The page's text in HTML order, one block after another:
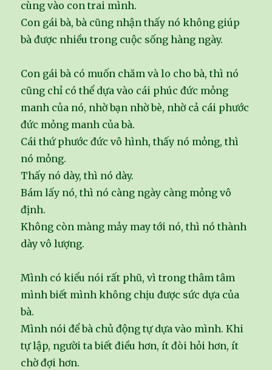
cùng vào con trai mình.
Con gái bà, bà cũng nhận thấy nó không giúp
bà được nhiều trong cuộc sống hàng ngày.
Con gái bà có muốn chăm và lo cho bà, thì nó
cũng chỉ có thể dựa vào cái phúc đức mỏng
manh của nó, nhờ bạn nhờ bè, nhờ cả cái phước
đức mỏng manh của bà.
Cái thứ phước đức vô hình, thấy nó mỏng, thì
nó mỏng.
Thấy nó dày, thì nó dày.
Bám lấy nó, thì nó càng ngày càng mỏng vô
định.
Không còn màng mảy may tới nó, thì nó thành
dày vô lượng.
Mình có kiểu nói rất phũ, vì trong thâm tâm
mình biết mình không chịu được sức dựa của
bà.
Mình nói để bà chủ động tự dựa vào mình. Khi
tự lập, người ta biết điều hơn, ít đòi hỏi hơn, ít
chờ đợi hơn.